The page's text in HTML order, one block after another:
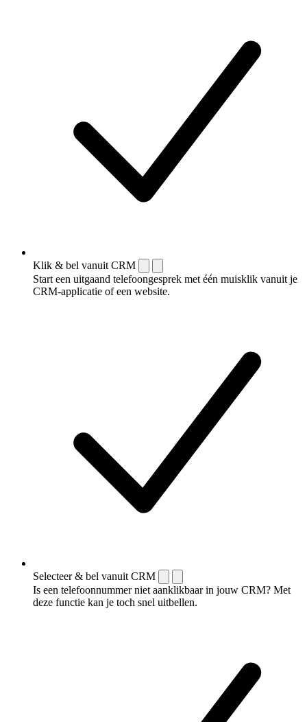
Klik & bel vanuit CRM
Start een uitgaand telefoongesprek met één muisklik vanuit je
CRM-applicatie of een website.
Selecteer & bel vanuit CRM
Is een telefoonnummer niet aanklikbaar in jouw CRM? Met
deze functie kan je toch snel uitbellen.